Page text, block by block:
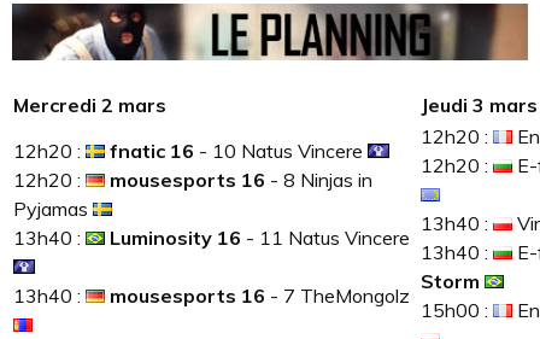
Mercredi 2 mars
Jeudi 3 mars
12h20 :
fnatic 16 - 10 Natus Vincere
12h20 :
mousesports 16 - 8 Ninjas in
Pyjamas
13h40 :
Luminosity 16 - 11 Natus Vincere
13h40 : mousesports 16 - 7 TheMongolz
12h20 :
12h20 :
13h40 :
13h40 :
Storm
15h00 :